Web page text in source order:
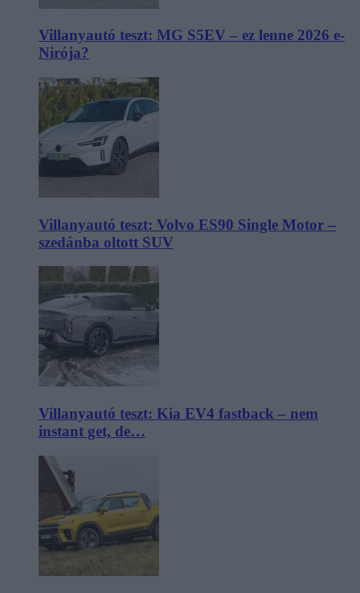
Villanyautó teszt: MG S5EV – ez lenne 2026 e-
Nirója?
Villanyautó teszt: Volvo ES90 Single Motor –
szedánba oltott SUV
Villanyautó teszt: Kia EV4 fastback – nem
instant get, de…